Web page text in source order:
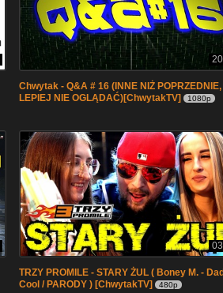
Chwytak - Q&A # 16 (INNE NIŻ POPRZEDNIE,
LEPIEJ NIE OGLĄDAĆ)[ChwytakTV]
1080p
TRZY PROMILE - STARY ŻUL ( Boney M. -
Cool / PARODY ) [ChwytakTV]
480p